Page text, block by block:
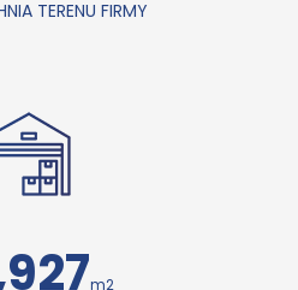
TERENU FIRMY
m2